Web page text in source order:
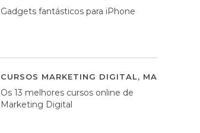
Gadgets fantásticos para iPhone
CURSOS MARKETING DIGITAL,
Os 13 melhores cursos online de
Marketing Digital